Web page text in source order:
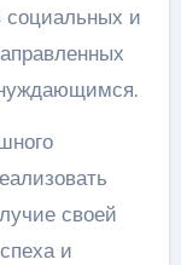
социальных и
своей
и